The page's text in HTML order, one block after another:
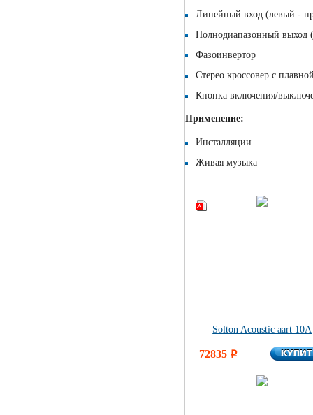
Линейный вход (левый -
Полнодиапазонный выход
Фазоинвертор
Стерео кроссовер с
Кнопка включения/
Применение:
Инсталляции
Живая музыка
Solton Acoustic aart 10A
72835 i